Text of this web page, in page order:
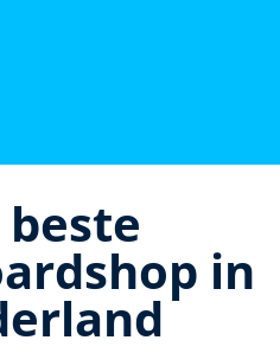
beste
in